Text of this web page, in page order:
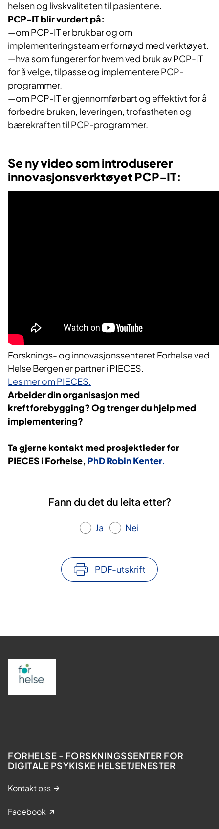
helsen og livskvaliteten til pasientene.
PCP-IT blir vurdert på:
—om PCP-IT er brukbar og om
implementeringsteam er fornøyd med verktøyet.
—hva som fungerer for hvem ved bruk av PCP-IT
for å velge, tilpasse og implementere PCP-
programmer.
—om PCP-IT er gjennomførbart og effektivt for å
forbedre bruken, leveringen, trofastheten og
bærekraften til PCP-programmer.
Se ny video som introduserer
innovasjonsverktøyet PCP-IT:
Forsknings- og innovasjonssenteret Forhelse ved
Helse Bergen er partner i PIECES.
Les mer om PIECES.
Arbeider din organisasjon med
kreftforebygging? Og trenger du hjelp med
implementering?
Ta gjerne kontakt med prosjektleder for
PIECES i Forhelse, PhD Robin Kenter.
Fann du det du leita etter?
Ja Nei
PDF-utskrift
FORHELSE - FORSKNINGSSENTER FOR
DIGITALE PSYKISKE HELSETJENESTER
Kontakt oss
Facebook